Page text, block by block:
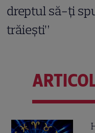
dreptul să-ți
trăiești”